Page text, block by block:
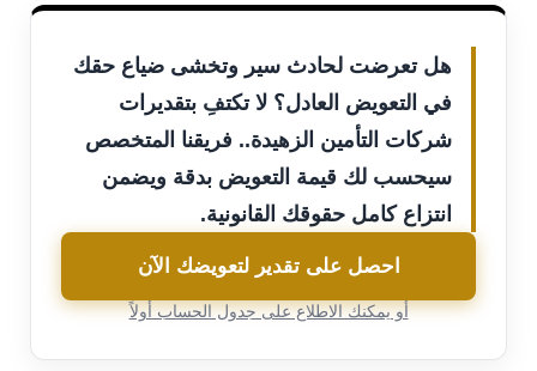
هل تعرضت لحادث سير وتخشى ضياع حقك
في التعويض العادل؟ لا تكتفِ بتقديرات
شركات التأمين الزهيدة.. فريقنا المتخصص
سيحسب لك قيمة التعويض بدقة ويضمن
انتزاع كامل حقوقك القانونية.
احصل على تقدير لتعويضك الآن
أو يمكنك الاطلاع على جدول الحساب أولاً